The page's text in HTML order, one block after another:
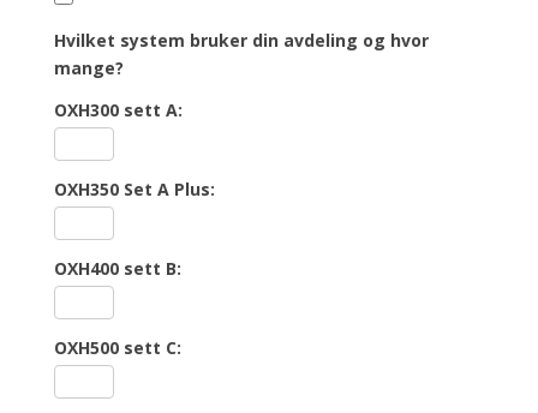
Hvilket system bruker din avdeling og hvor
mange?
OXH300 sett A:
OXH350 Set A Plus:
OXH400 sett B:
OXH500 sett C: